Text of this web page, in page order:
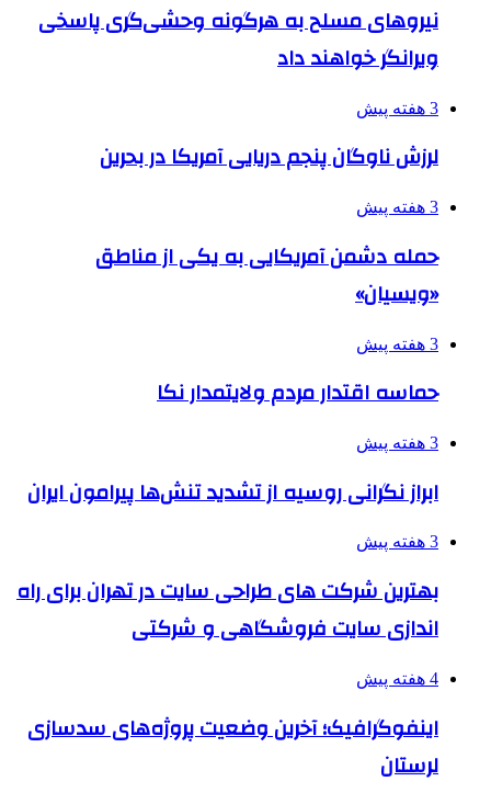
نیروهای مسلح به هرگونه وحشی‌گری پاسخی
ویرانگر خواهند داد
3 هفته پیش
لرزش ناوگان پنجم دریایی آمریکا در بحرین
3 هفته پیش
حمله دشمن آمریکایی به یکی از مناطق
«ویسیان»
3 هفته پیش
حماسه اقتدار مردم ولایتمدار نکا
3 هفته پیش
ابراز نگرانی روسیه از تشدید تنش‌ها پیرامون ایران
3 هفته پیش
بهترین شرکت های طراحی سایت در تهران برای راه
اندازی سایت فروشگاهی و شرکتی
4 هفته پیش
اینفوگرافیک؛ آخرین وضعیت پروژه‌های سدسازی
لرستان